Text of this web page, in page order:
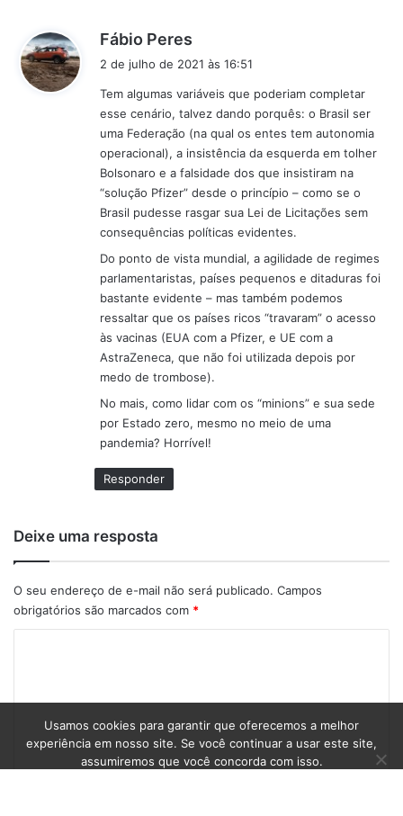
Fábio Peres
s
e
:
2 de julho de 2021 às 16:51
Tem algumas variáveis que poderiam completar
esse cenário, talvez dando porquês: o Brasil ser
uma Federação (na qual os entes tem autonomia
operacional), a insistência da esquerda em tolher
Bolsonaro e a falsidade dos que insistiram na
“solução Pfizer” desde o princípio – como se o
Brasil pudesse rasgar sua Lei de Licitações sem
consequências políticas evidentes.
Do ponto de vista mundial, a agilidade de regimes
parlamentaristas, países pequenos e ditaduras foi
bastante evidente – mas também podemos
ressaltar que os países ricos “travaram” o acesso
às vacinas (EUA com a Pfizer, e UE com a
AstraZeneca, que não foi utilizada depois por
medo de trombose).
No mais, como lidar com os “minions” e sua sede
por Estado zero, mesmo no meio de uma
pandemia? Horrível!
Responder
Deixe uma resposta
O seu endereço de e-mail não será publicado. Campos
obrigatórios são marcados com *
Usamos cookies para garantir que oferecemos a melhor
experiência em nosso site. Se você continuar a usar este site,
assumiremos que você concorda com isso.